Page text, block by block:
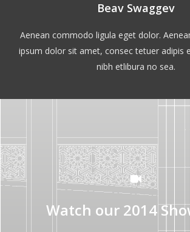
Beav Swaggev
Aenean commodo ligula eget dolor.
ipsum dolor sit amet, consec tetuer adipis
nibh etlibura no sea.
Watch our 2014